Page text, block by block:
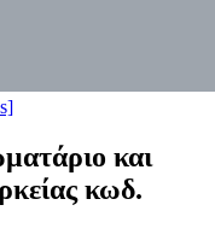
και
κωδ.